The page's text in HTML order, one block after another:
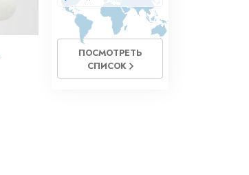
Основы организации
Основы связей с общественностью
ПОСМОТРЕТЬ
СПИСОК